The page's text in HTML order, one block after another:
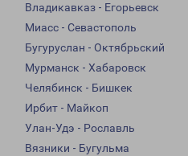
Владикавказ - Егорьевск
Миасс - Севастополь
Бугуруслан - Октябрьский
Мурманск - Хабаровск
Челябинск - Бишкек
Ирбит - Майкоп
Улан-Удэ - Рославль
Вязники - Бугульма